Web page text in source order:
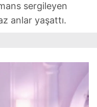
sergileyen
anlar yaşattı.